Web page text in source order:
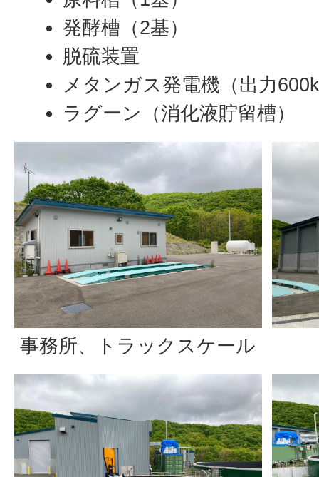
発酵槽（2基）
脱硫装置
メタンガス発電機（出力
ラグーン（消化液貯留槽）
事務所、トラックスケール